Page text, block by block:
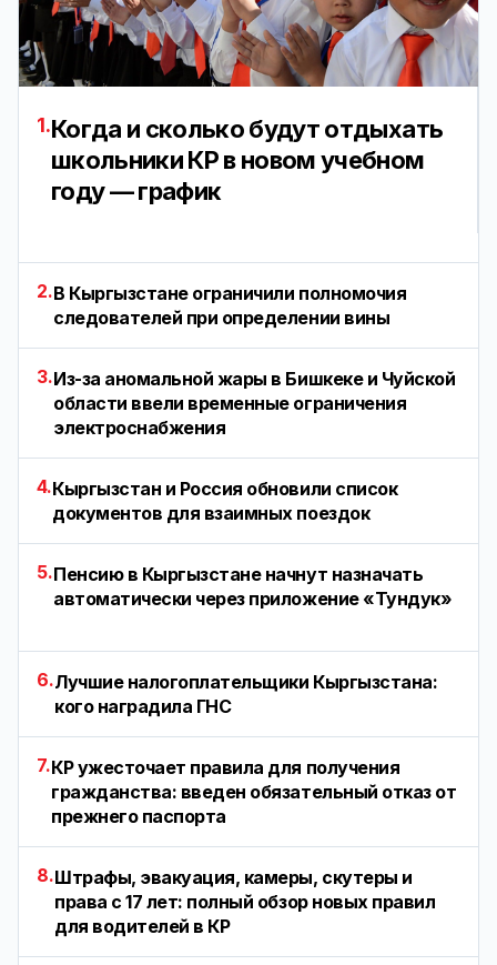
1.Когда и сколько будут отдыхать
школьники КР в новом учебном
году — график
2.В Кыргызстане ограничили полномочия
следователей при определении вины
3.Из-за аномальной жары в Бишкеке и Чуйской
области ввели временные ограничения
электроснабжения
4.Кыргызстан и Россия обновили список
документов для взаимных поездок
5.Пенсию в Кыргызстане начнут назначать
автоматически через приложение «Тундук»
6.Лучшие налогоплательщики Кыргызстана:
кого наградила ГНС
7.КР ужесточает правила для получения
гражданства: введен обязательный отказ от
прежнего паспорта
8.Штрафы, эвакуация, камеры, скутеры и
права с 17 лет: полный обзор новых правил
для водителей в КР